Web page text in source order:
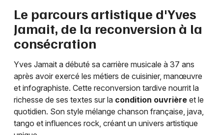
Le parcours artistique d'Yves
Jamait, de la reconversion à la
consécration
Yves Jamait a débuté sa carrière musicale à 37 ans
après avoir exercé les métiers de cuisinier, manœuvre
et infographiste. Cette reconversion tardive nourrit la
richesse de ses textes sur la condition ouvrière et le
quotidien. Son style mélange chanson française, java,
tango et influences rock, créant un univers artistique